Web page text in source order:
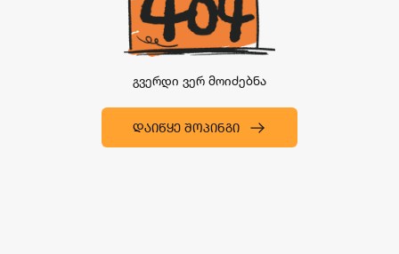
გვერდი ვერ მოიძებნა
ᲓᲐᲘᲬᲧᲔ ᲨᲝᲞᲘᲜᲒᲘ